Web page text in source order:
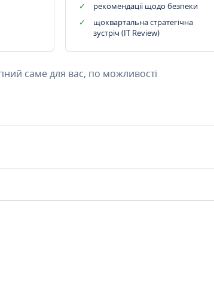
рекомендації щодо безпеки
щоквартальна стратегічна
зустріч (IT Review)
саме для вас, по можливості